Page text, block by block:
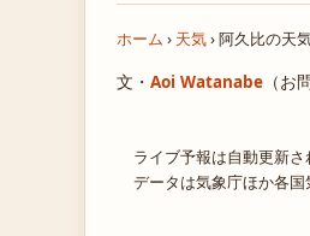
ホーム › 天気›阿久比の天
文・ Aoi Watanabe （お
ライブ予報は自動更新
データは気象庁ほか各